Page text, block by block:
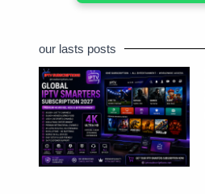
our lasts posts